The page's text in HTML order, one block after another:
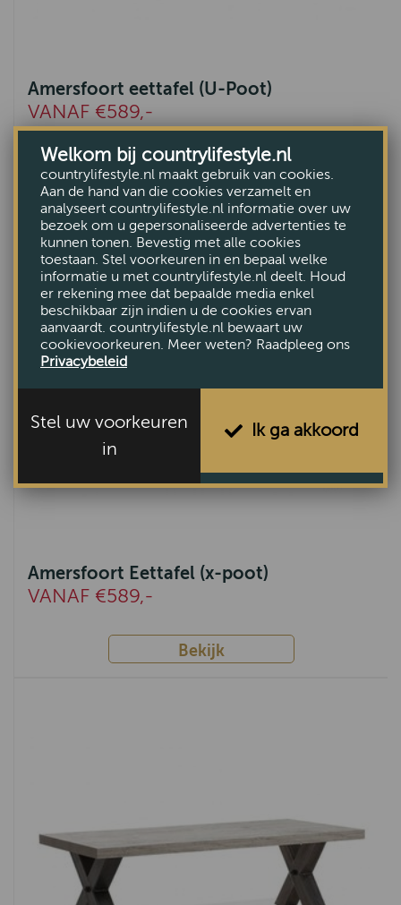
Amersfoort eettafel (U-Poot)
VANAF €589,-
Bekijk
Amersfoort Eettafel (x-poot)
VANAF €589,-
Bekijk
Welkom bij countrylifestyle.nl
countrylifestyle.nl maakt gebruik van cookies.
Aan de hand van die cookies verzamelt en
analyseert countrylifestyle.nl informatie over uw
bezoek om u gepersonaliseerde advertenties te
kunnen tonen. Bevestig met alle cookies
toestaan. Stel voorkeuren in en bepaal welke
informatie u met countrylifestyle.nl deelt. Houd
er rekening mee dat bepaalde media enkel
beschikbaar zijn indien u de cookies ervan
aanvaardt. countrylifestyle.nl bewaart uw
cookievoorkeuren. Meer weten? Raadpleeg ons
Privacybeleid
Stel uw voorkeuren
in
Ik ga akkoord